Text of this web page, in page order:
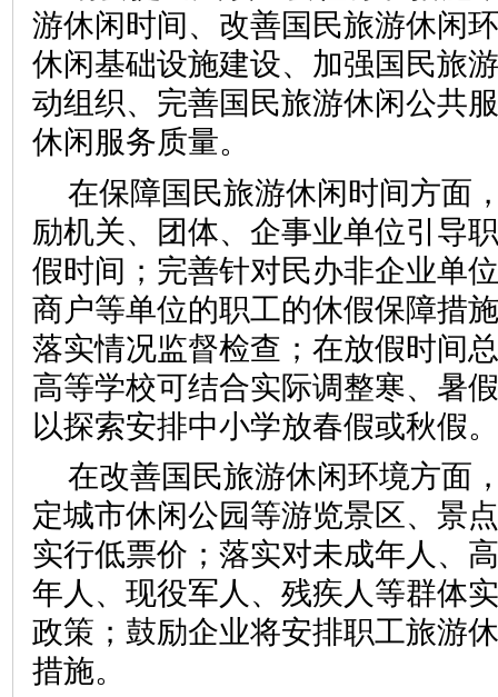
游休闲时间、改善国民旅游休闲
休闲基础设施建设、加强国民旅
动组织、完善国民旅游休闲公共
休闲服务质量。
在保障国民旅游休闲时间方面
励机关、团体、企事业单位引导
假时间；完善针对民办非企业单
商户等单位的职工的休假保障措
落实情况监督检查；在放假时间
高等学校可结合实际调整寒、暑
以探索安排中小学放春假或秋假。
在改善国民旅游休闲环境方面
定城市休闲公园等游览景区、景
实行低票价；落实对未成年人、
年人、现役军人、残疾人等群体
政策；鼓励企业将安排职工旅游
措施。